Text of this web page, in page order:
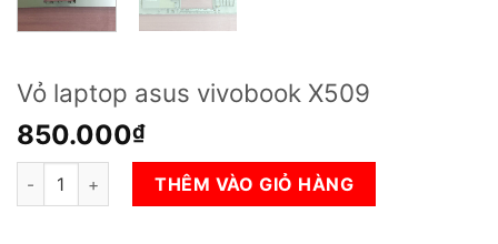
Vỏ laptop asus vivobook X509
850.000₫
Vỏ laptop asus vivobook X509 số lượng
THÊM VÀO GIỎ HÀNG